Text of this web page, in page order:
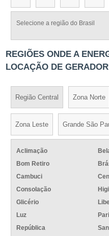
Selecione a região do Brasil
REGIÕES ONDE A
LOCAÇÃO DE
Região Central Zona Norte
Zona Leste Grande São
Aclimação
Bom Retiro
Cambuci
Consolação
Glicério
Luz
Pari
República